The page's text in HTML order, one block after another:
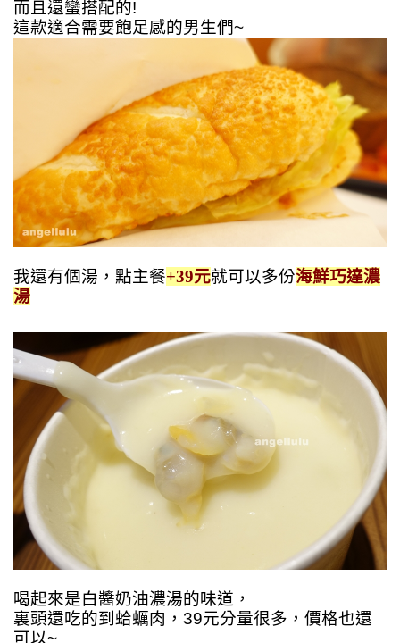
而且還蠻搭配的!
這款適合需要飽足感的男生們~
我還有個湯，點主餐+39元就可以多份海鮮巧達濃
湯
喝起來是白醬奶油濃湯的味道，
裏頭還吃的到蛤蠣肉，39元分量很多，價格也還
可以~